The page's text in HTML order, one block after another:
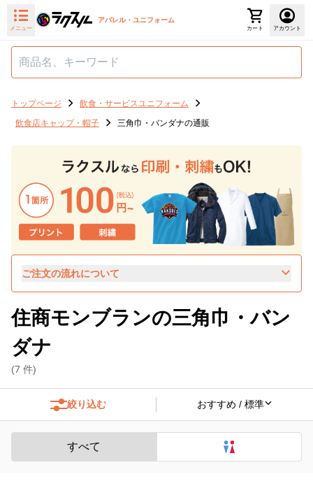
メニュー
アパレル・ユニフォーム
カート アカウント
トップページ
飲食・サービスユニフォーム
飲食店キャップ・帽子
三角巾・バンダナの通販
ご注文の流れについて
住商モンブランの三角巾・バン
ダナ
(7 件)
絞り込む
すべて